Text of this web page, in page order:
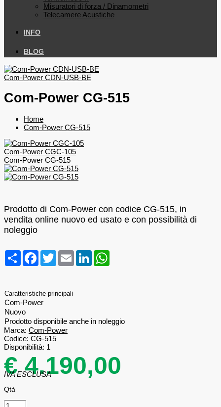
Misuratori di forza / Dinamometri
Telecamere Acustiche
INFO
BLOG
Com-Power CDN-USB-BE
Com-Power CG-515
Home
Com-Power CG-515
Com-Power CGC-105
Com-Power CG-515
Prodotto di Com-Power con codice CG-515, in
vendita online nuovo ed usato e con possibilità di
noleggio
CondividiFacebook
TwitterEmail LinkedIn
Caratteristiche principali
Com-Power
Nuovo
Prodotto disponibile anche in noleggio
Marca: Com-Power
Codice: CG-515
Disponibilità: 1
€ 4.190,00
IVA ESCLUSA
Qtà